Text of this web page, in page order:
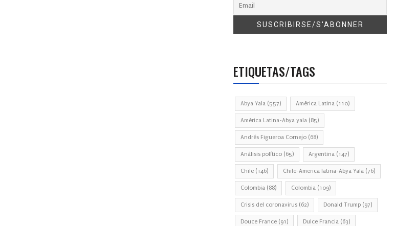
ETIQUETAS/TAGS
Abya Yala (557) América Latina (110)
América Latina-Abya yala (85)
Andrés Figueroa Cornejo (68)
Análisis político (65) Argentina (147)
Chile (146) Chile-America latina-Abya Yala (76)
Colombia (88) Colombia (109)
Crisis del coronavirus (62) Donald Trump (97)
Douce France (91) Dulce Francia (63)